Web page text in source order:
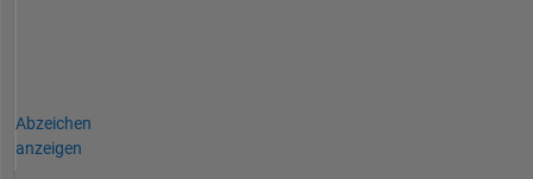
Abzeichen
anzeigen